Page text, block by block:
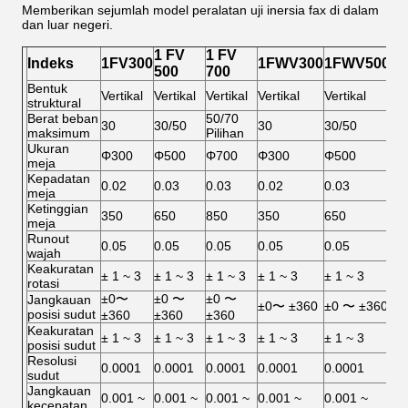
Memberikan sejumlah model peralatan uji inersia fax di dalam
dan luar negeri.
Indeks 1FV300
1 FV
500
1 FV
700
1FWV3001FWV500
Bentuk
struktural
Vertikal Vertikal Vertikal Vertikal Vertikal
Berat beban
maksimum
30 30/50
50/70
Pilihan
30 30/50
Ukuran
meja
Φ300 Φ500 Φ700 Φ300 Φ500
Kepadatan
meja
0.02 0.03 0.03 0.02 0.03
Ketinggian
meja
350 650 850 350 650
Runout
wajah
0.05 0.05 0.05 0.05 0.05
Keakuratan
rotasi
± 1 ~ 3 ± 1 ~ 3 ± 1 ~ 3 ± 1 ~ 3 ± 1 ~ 3
Jangkauan
posisi sudut
±0〜
±360
±0 〜
±360
±0 〜
±360
±0〜 ±360 ±0 〜 ±360
Keakuratan
posisi sudut ± 1 ~ 3 ± 1 ~ 3 ± 1 ~ 3 ± 1 ~ 3 ± 1 ~ 3
Resolusi
sudut
0.0001 0.0001 0.0001 0.0001 0.0001
Jangkauan
0.001 ~
0.001 ~ 0.001 ~ 0.001 ~
0.001 ~